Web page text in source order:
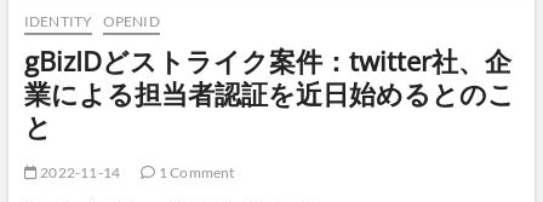
IDENTITY OPENID
gBizIDどストライク案件：twitter社、企
業による担当者認証を近日始めるとのこ
と
2022-11-14
1 Comment